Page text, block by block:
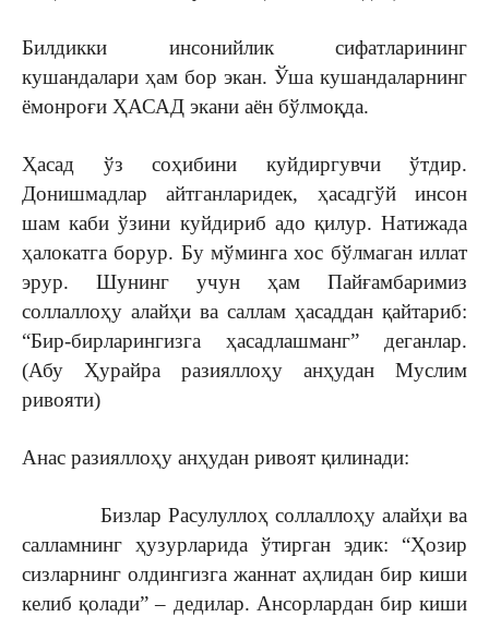
Билдикки инсонийлик сифатларининг
кушандалари ҳам бор экан. Ўша кушандаларнинг
ёмонроғи ҲАСАД экани аён бўлмоқда.
Ҳасад ўз соҳибини куйдиргувчи ўтдир.
Донишмадлар айтганларидек, ҳасадгўй инсон
шам каби ўзини куйдириб адо қилур. Натижада
ҳалокатга борур. Бу мўминга хос бўлмаган иллат
эрур. Шунинг учун ҳам Пайғамбаримиз
соллаллоҳу алайҳи ва саллам ҳасаддан қайтариб:
“Бир-бирларингизга ҳасадлашманг” деганлар.
(Абу Ҳурайра разияллоҳу анҳудан Муслим
ривояти)
Анас разияллоҳу анҳудан ривоят қилинади:
Бизлар Расулуллоҳ соллаллоҳу алайҳи ва
салламнинг ҳузурларида ўтирган эдик: “Ҳозир
сизларнинг олдингизга жаннат аҳлидан бир киши
келиб қолади” – дедилар. Ансорлардан бир киши